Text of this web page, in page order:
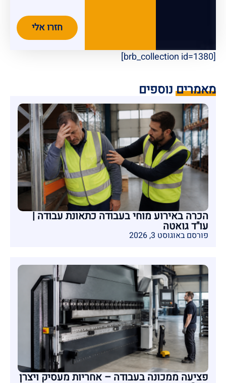
חזרו אלי
[brb_collection id=1380]
מאמרים נוספים
הכרה באירוע מוחי בעבודה כתאונת עבודה |
עו"ד גואטה
פורסם באוגוסט 3, 2026
פציעה ממכונה בעבודה – אחריות מעסיק ויצרן